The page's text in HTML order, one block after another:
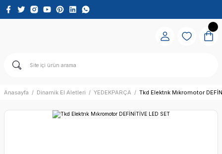
Anasayfa Dinamik El Aletleri YEDEKPARÇA Tkd Elektrık Mıkromotor